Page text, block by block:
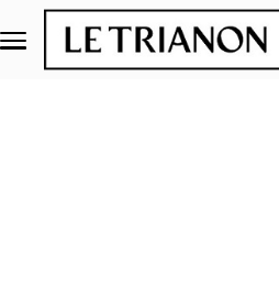
Aller au contenu principal